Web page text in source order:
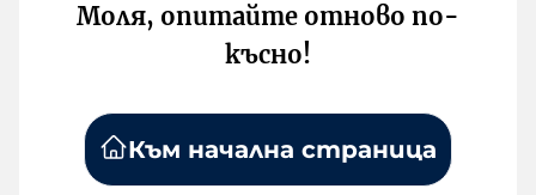
Моля, опитайте отново по-
късно!
Към начална страница